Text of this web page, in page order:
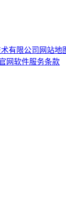
有限公司 网站地
网软件服务条款